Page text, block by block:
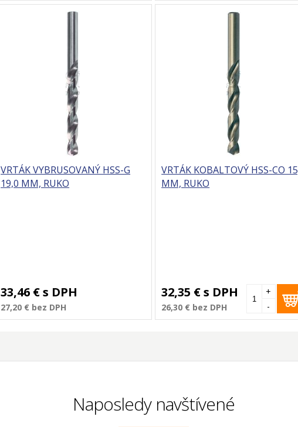
VRTÁK VYBRUSOVANÝ HSS-G
19,0 MM, RUKO
33,46 €s DPH
27,20 € bez DPH
VRTÁK KOBALTOVÝ HSS-CO
MM, RUKO
32,35 €s DPH
26,30 € bez DPH -
+
Naposledy navštívené